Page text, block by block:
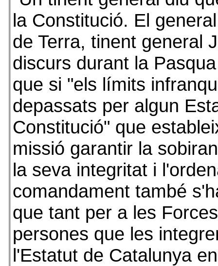
la Constitució. El
de Terra, tinent general
discurs durant la
que si "els límits
depassats per algun
Constitució" que
missió garantir la
la seva integritat i
comandament també
que tant per a les
persones que les
l'Estatut de Catalunya